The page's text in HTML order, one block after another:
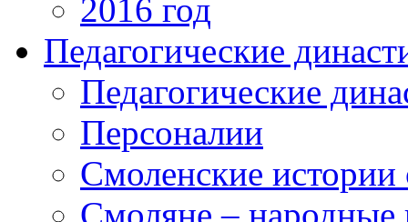
2016 год
Педагогические
Педагогические
Персоналии
Смоленские